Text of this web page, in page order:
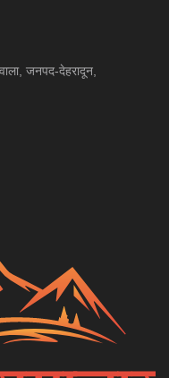
जनपद-देहरादून,